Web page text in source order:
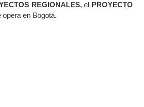
REGIONALES,el PROYECTO
opera en Bogotá.